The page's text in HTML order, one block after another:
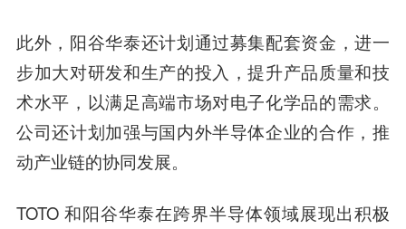
此外，阳谷华泰还计划通过募集配套资金，进一
步加大对研发和生产的投入，提升产品质量和技
术水平，以满足高端市场对电子化学品的需求。
公司还计划加强与国内外半导体企业的合作，推
动产业链的协同发展。
TOTO 和阳谷华泰在跨界半导体领域展现出积极